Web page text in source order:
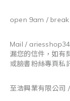
open 9am /
Mail /
漏您的信件，如有
或臉書粉絲專頁私
至浩興業有限公司